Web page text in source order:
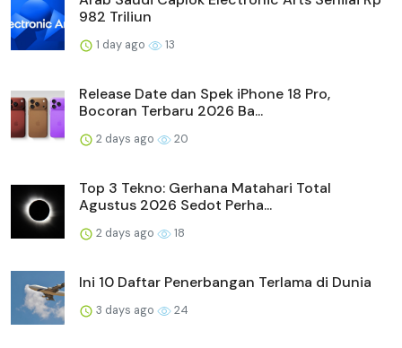
982 Triliun
1 day ago 13
Release Date dan Spek iPhone 18 Pro,
Bocoran Terbaru 2026 Ba...
2 days ago 20
Top 3 Tekno: Gerhana Matahari Total
Agustus 2026 Sedot Perha...
2 days ago 18
Ini 10 Daftar Penerbangan Terlama di Dunia
3 days ago 24